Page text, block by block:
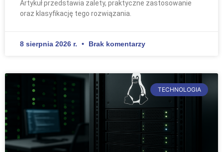
Artykuł przedstawia zalety, praktyczne zastosowanie
oraz klasyfikację tego rozwiązania.
8 sierpnia 2026 r. Brak komentarzy
TECHNOLOGIA